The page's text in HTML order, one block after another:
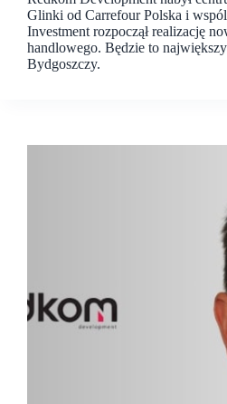
Glinki od Carrefour Polska i
Investment rozpoczął realizację
handlowego. Będzie to
Bydgoszczy.